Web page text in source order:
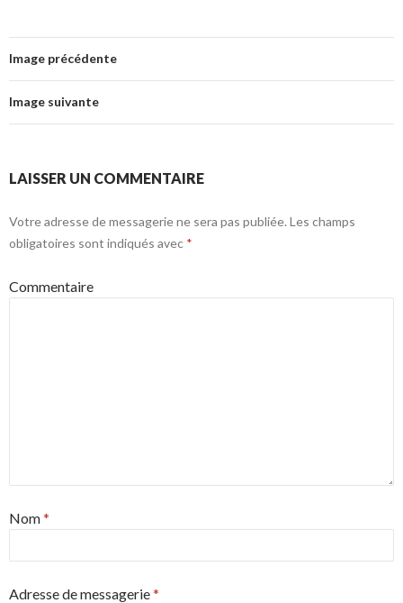
Image précédente
Image suivante
LAISSER UN COMMENTAIRE
Votre adresse de messagerie ne sera pas publiée. Les champs
obligatoires sont indiqués avec *
Commentaire
Nom*
Adresse de messagerie*